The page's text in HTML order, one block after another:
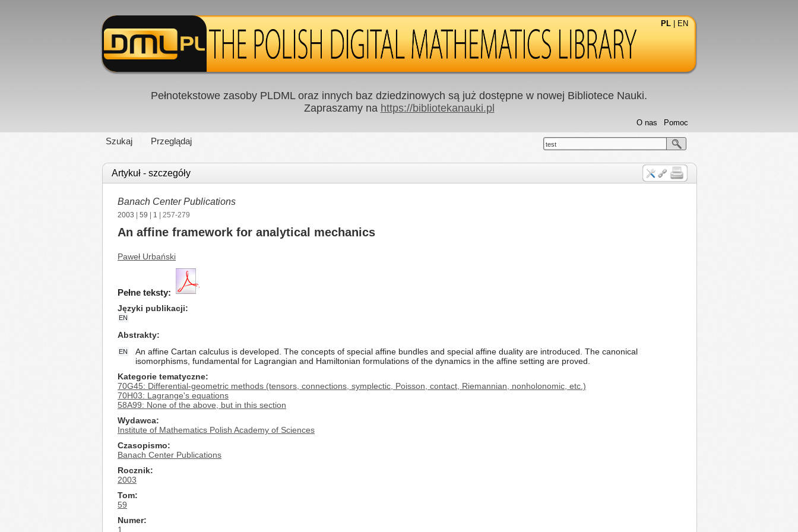
PL EN
Pełnotekstowe zasoby PLDML oraz innych baz dziedzinowych są już dostępne w nowej Bibliotece Nauki.
Zapraszamy na https://bibliotekanauki.pl
Szukaj Przeglądaj
Pomoc
O nas
test
Artykuł - szczegóły
Banach Center Publications
2003 59 1 | 257-279
An affine framework for analytical mechanics
Paweł Urbański
Pełne teksty:
Języki publikacji
EN
Abstrakty
EN
An affine Cartan calculus is developed. The concepts of special affine bundles and special affine duality are introduced. The canonical
isomorphisms, fundamental for Lagrangian and Hamiltonian formulations of the dynamics in the affine setting are proved.
Kategorie tematyczne
70G45: Differential-geometric methods (tensors, connections, symplectic, Poisson, contact, Riemannian, nonholonomic, etc.)
70H03: Lagrange's equations
58A99: None of the above, but in this section
Wydawca
Institute of Mathematics Polish Academy of Sciences
Czasopismo
Banach Center Publications
Rocznik
2003
Tom
59
Numer
1